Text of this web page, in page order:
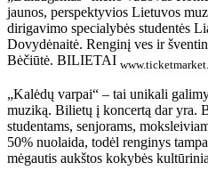
jaunos, perspektyvios Lietuvos
dirigavimo specialybės studentės
Dovydėnaitė. Renginį ves ir
Bėčiūtė. BILIETAI
„Kalėdų varpai“ – tai unikali
muziką. Bilietų į koncertą dar yra.
studentams, senjorams,
50% nuolaida, todėl renginys
mėgautis aukštos kokybės